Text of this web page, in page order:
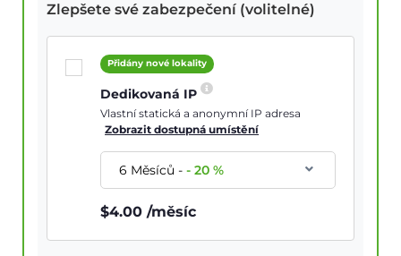
Zlepšete své zabezpečení (volitelné)
Přidány nové lokality
Dedikovaná IP
Vlastní statická a anonymní IP adresa
Zobrazit dostupná umístění
6 Měsíců--20 %
$4.00 /měsíc